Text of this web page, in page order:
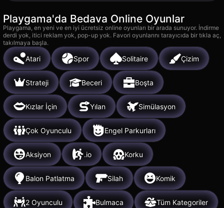
Playgama'da Bedava Online Oyunlar
Playgama, en yeni ve en iyi ücretsiz online oyunları bir arada sunuyor. İndirme
derdi yok, itici reklam yok, pop-up yok. Favori oyunlarını tarayıcıda bir tıkla aç,
takılmaya başla.
Atari Spor Solitaire Çizim
Strateji Beceri Boşta
Kızlar İçin Yılan Simülasyon
Çok Oyunculu Engel Parkurları
Aksiyon .io Korku
Balon Patlatma Silah Komik
2 Oyunculu Bulmaca Tüm Kategoriler